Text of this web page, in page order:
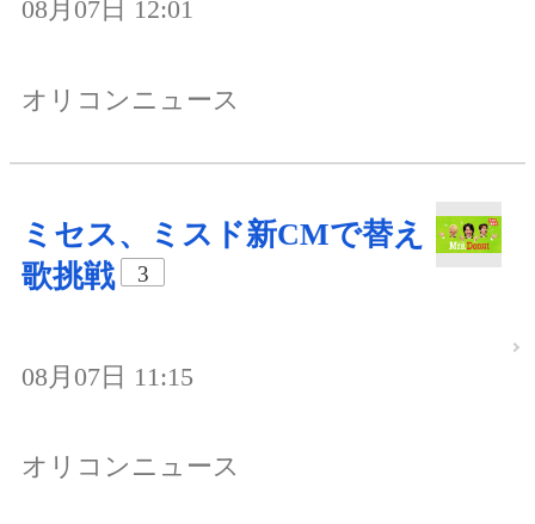
08月07日 12:01
オリコンニュース
ミセス、ミスド新CMで替え
歌挑戦
3
08月07日 11:15
オリコンニュース